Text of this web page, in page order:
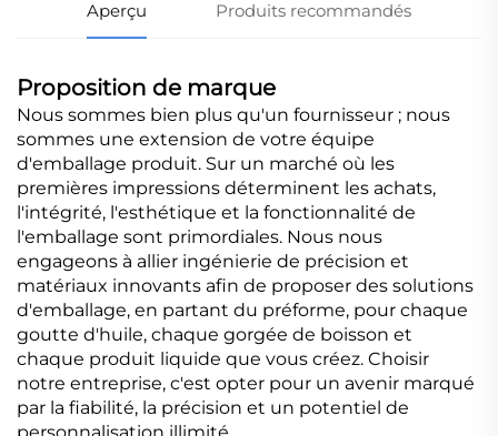
Aperçu Produits recommandés
Proposition de marque
Nous sommes bien plus qu'un fournisseur ; nous
sommes une extension de votre équipe
d'emballage produit. Sur un marché où les
premières impressions déterminent les achats,
l'intégrité, l'esthétique et la fonctionnalité de
l'emballage sont primordiales. Nous nous
engageons à allier ingénierie de précision et
matériaux innovants afin de proposer des solutions
d'emballage, en partant du préforme, pour chaque
goutte d'huile, chaque gorgée de boisson et
chaque produit liquide que vous créez. Choisir
notre entreprise, c'est opter pour un avenir marqué
par la fiabilité, la précision et un potentiel de